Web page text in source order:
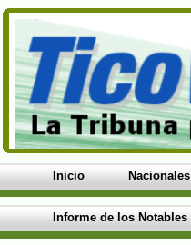
Inicio Nacionales
Informe de los Notables